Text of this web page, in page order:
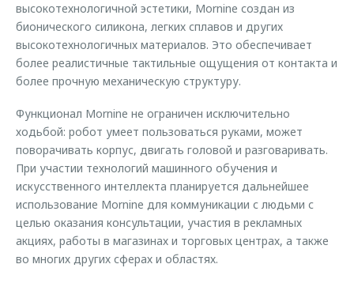
высокотехнологичной эстетики, Mornine создан из
бионического силикона, легких сплавов и других
высокотехнологичных материалов. Это обеспечивает
более реалистичные тактильные ощущения от контакта и
более прочную механическую структуру.
Функционал Mornine не ограничен исключительно
ходьбой: робот умеет пользоваться руками, может
поворачивать корпус, двигать головой и разговаривать.
При участии технологий машинного обучения и
искусственного интеллекта планируется дальнейшее
использование Mornine для коммуникации с людьми с
целью оказания консультации, участия в рекламных
акциях, работы в магазинах и торговых центрах, а также
во многих других сферах и областях.